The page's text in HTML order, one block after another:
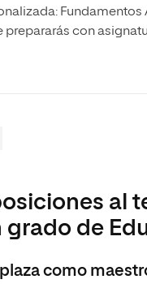
con
al
de
como